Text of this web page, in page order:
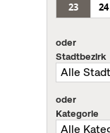
23
24
oder
Stadtbezirk
oder
Kategorie